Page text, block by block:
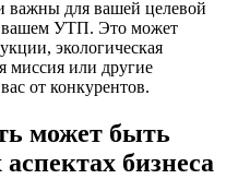
важны для вашей целевой
вашем УТП. Это может
экологическая
миссия или другие
от конкурентов.
может быть
бизнеса